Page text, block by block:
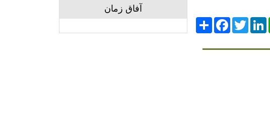
انشر
FacebookTwitterLinkedIn
آفاق زمان